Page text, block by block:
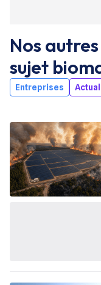
Nos
sujet
Entreprises